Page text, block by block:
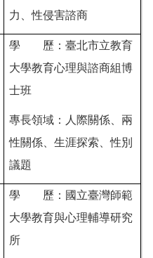
力、性侵害諮商
學 歷：臺北市立教育
大學教育心理與諮商組博
士班
專長領域：人際關係、兩
性關係、生涯探索、性別
議題
學 歷：國立臺灣師範
大學教育與心理輔導研究
所